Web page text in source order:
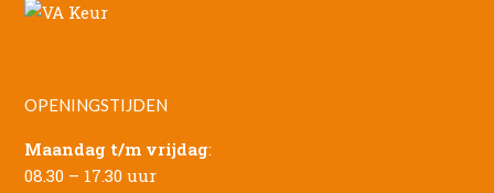
OPENINGSTIJDEN
Maandag t/m vrijdag:
08.30 – 17.30 uur